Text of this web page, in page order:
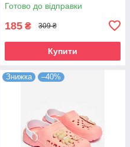
Готово до відправки
185 ₴ 309 ₴
Купити
Знижка –40%